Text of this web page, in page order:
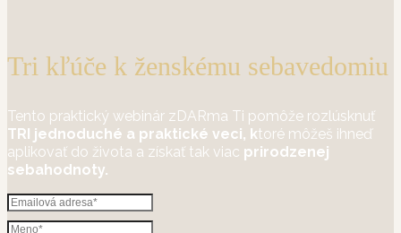
Tri kľúče k ženskému sebavedomiu
Tento praktický webinár zDARma Ti pomôže rozlúsknuť
TRI jednoduché a praktické veci, ktoré môžeš ihneď
aplikovať do života a získať tak viac prirodzenej
sebahodnoty.